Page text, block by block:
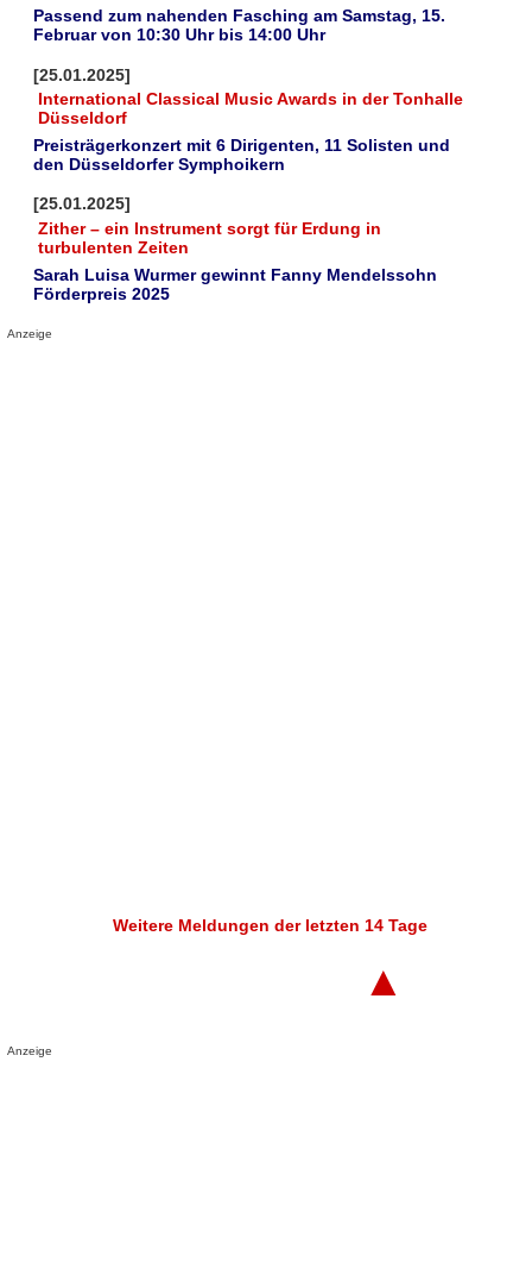
Passend zum nahenden Fasching am Samstag, 15.
Februar von 10:30 Uhr bis 14:00 Uhr
[25.01.2025]
International Classical Music Awards in der Tonhalle
Düsseldorf
Preisträgerkonzert mit 6 Dirigenten, 11 Solisten und
den Düsseldorfer Symphoikern
[25.01.2025]
Zither – ein Instrument sorgt für Erdung in
turbulenten Zeiten
Sarah Luisa Wurmer gewinnt Fanny Mendelssohn
Förderpreis 2025
Anzeige
Weitere Meldungen der letzten 14 Tage
▲
Anzeige